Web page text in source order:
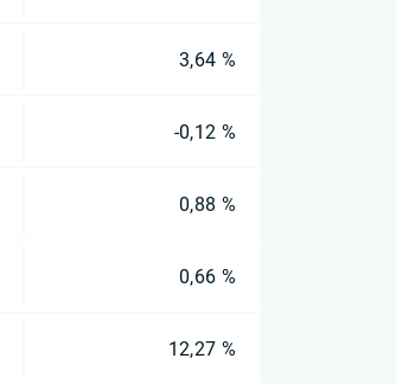
3,64 %
-0,12 %
0,88 %
0,66 %
12,27 %